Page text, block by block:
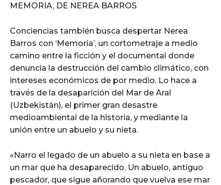
MEMORIA, DE NEREA BARROS
Conciencias también busca despertar Nerea
Barros con ‘Memoria’, un cortometraje a medio
camino entre la ficción y el documental donde
denuncia la destrucción del cambio climático, con
intereses económicos de por medio. Lo hace a
través de la desaparición del Mar de Aral
(Uzbekistán), el primer gran desastre
medioambiental de la historia, y mediante la
unión entre un abuelo y su nieta.
«Narro el legado de un abuelo a su nieta en base a
un mar que ha desaparecido. Un abuelo, antiguo
pescador, que sigue añorando que vuelva ese mar